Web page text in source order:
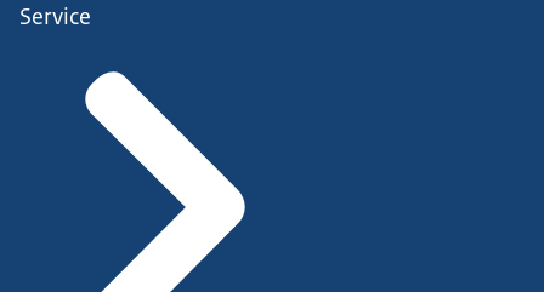
Service